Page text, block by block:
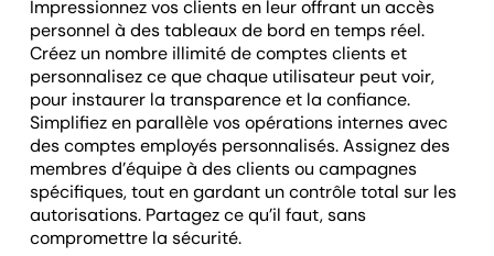
Impressionnez vos clients en leur offrant un accès
personnel à des tableaux de bord en temps réel.
Créez un nombre illimité de comptes clients et
personnalisez ce que chaque utilisateur peut voir,
pour instaurer la transparence et la confiance.
Simplifiez en parallèle vos opérations internes avec
des comptes employés personnalisés. Assignez des
membres d’équipe à des clients ou campagnes
spécifiques, tout en gardant un contrôle total sur les
autorisations. Partagez ce qu’il faut, sans
compromettre la sécurité.